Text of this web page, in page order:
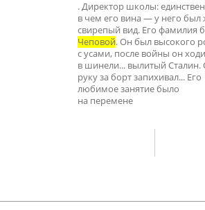
. Директор школы:
в чем его вина — у него был
свирепый вид. Его фамилия
Чеповой. Он был высокого
с усами, после войны он
в шинели... вылитый Сталин.
руку за борт запихивал... Его
любимое занятие было
на перемене